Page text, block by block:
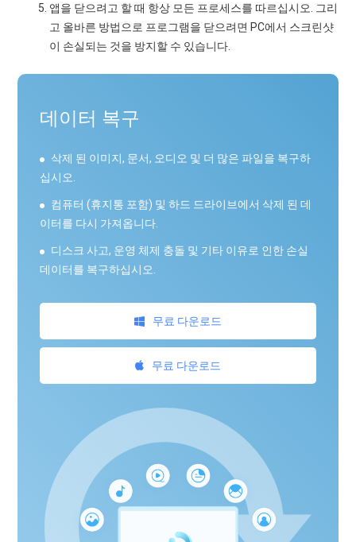
앱을 닫으려고 할 때 항상 모든 프로세스를 따르십시오. 그리
고 올바른 방법으로 프로그램을 닫으려면 PC에서 스크린샷
이 손실되는 것을 방지할 수 있습니다.
데이터 복구
삭제 된 이미지, 문서, 오디오 및 더 많은 파일을 복구하
십시오.
컴퓨터 (휴지통 포함) 및 하드 드라이브에서 삭제 된 데
이터를 다시 가져옵니다.
디스크 사고, 운영 체제 충돌 및 기타 이유로 인한 손실
데이터를 복구하십시오.
무료 다운로드
무료 다운로드